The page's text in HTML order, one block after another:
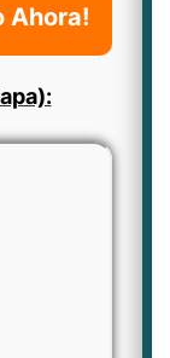
Ahora!